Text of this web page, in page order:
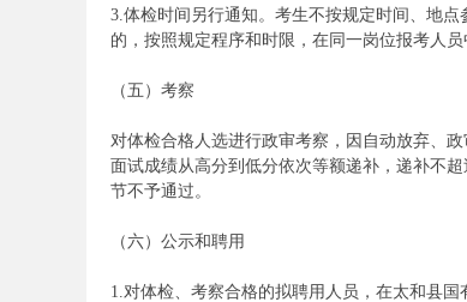
3.体检时间另行通知。考生不按规定时间、地
的，按照规定程序和时限，在同一岗位报考人
（五）考察
对体检合格人选进行政审考察，因自动放弃、
面试成绩从高分到低分依次等额递补，递补不
节不予通过。
（六）公示和聘用
1.对体检、考察合格的拟聘用人员，在太和县